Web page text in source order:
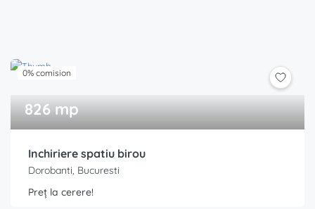
0% comision
826 mp
Inchiriere spatiu birou
Dorobanti, Bucuresti
Preț la cerere!